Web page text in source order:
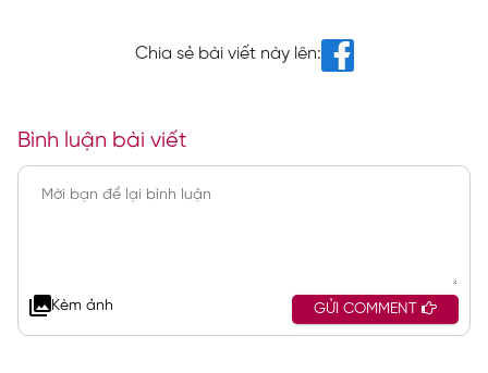
Chia sẻ bài viết này lên:
Bình luận bài viết
Kèm ảnh GỬI COMMENT